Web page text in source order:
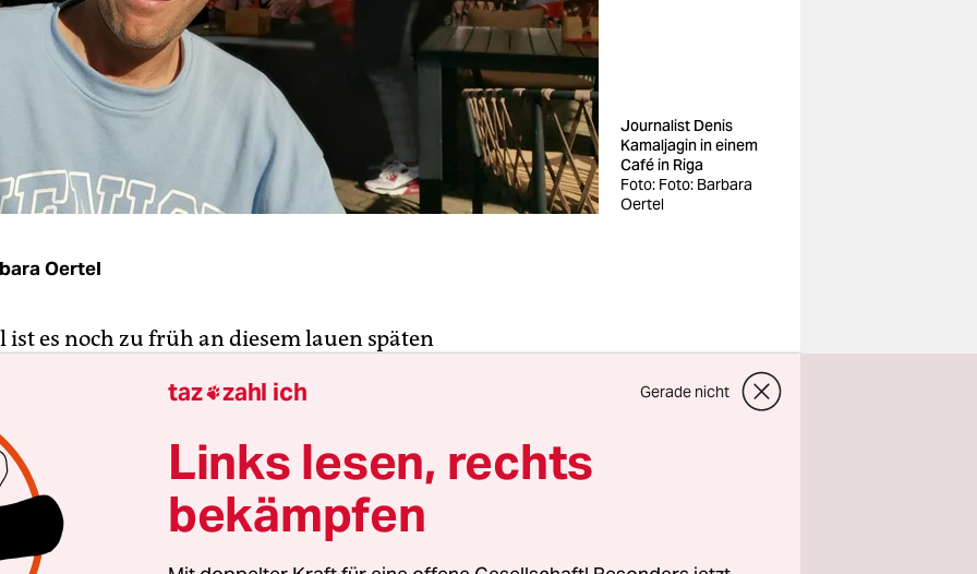
Journalist Denis
Kamaljagin in einem
Café in Riga
Foto: Foto: Barbara
Oertel
Oertel
ist es noch zu früh an diesem lauen späten
blinzelt in die Sonne, vor sich einen Stapel Papier
einen Kaffee. Der 37-Jährige wirkt müde und etwas
doch zumindest scheint er hier irgendwie angekommen.
fünf Monate ist es her, dass der Journalist überstürzt
über Estland nach Lettland geflohen ist – mit einem
taz zahl ich Gerade nicht
Links lesen, rechts
bekämpfen